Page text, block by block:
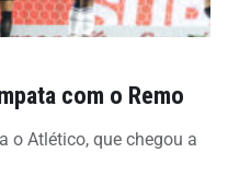
com o Remo
o Atlético, que chegou a